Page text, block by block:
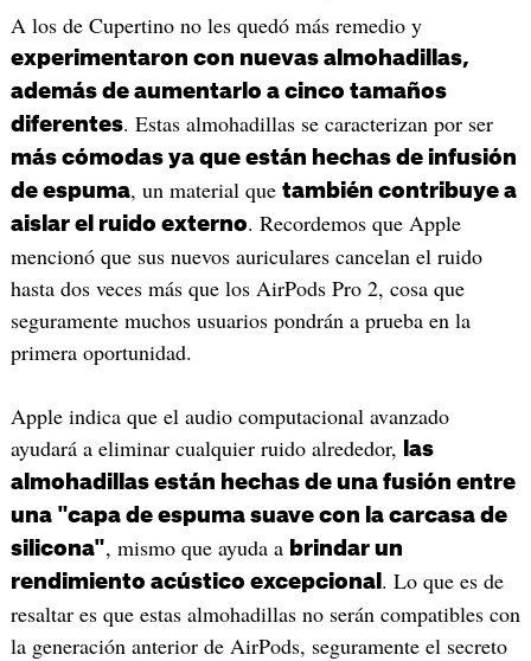
A los de Cupertino no les quedó más remedio y
experimentaron con nuevas almohadillas,
además de aumentarlo a cinco tamaños
diferentes. Estas almohadillas se caracterizan por ser
más cómodas ya que están hechas de infusión
de espuma, un material que también contribuye a
aislar el ruido externo. Recordemos que Apple
mencionó que sus nuevos auriculares cancelan el ruido
hasta dos veces más que los AirPods Pro 2, cosa que
seguramente muchos usuarios pondrán a prueba en la
primera oportunidad.
Apple indica que el audio computacional avanzado
ayudará a eliminar cualquier ruido alrededor,
las
almohadillas están hechas de una fusión entre
una "capa de espuma suave con la carcasa de
silicona", mismo que ayuda a brindar un
rendimiento acústico excepcional . Lo que es de
resaltar es que estas almohadillas no serán compatibles con
la generación anterior de AirPods, seguramente el secreto